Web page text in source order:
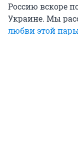
Россию вскоре
Украине. Мы
любви этой